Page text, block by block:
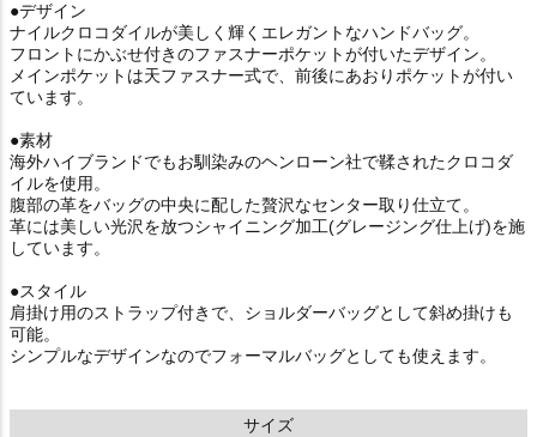
●デザイン
ナイルクロコダイルが美しく輝くエレガントなハンドバッグ。
フロントにかぶせ付きのファスナーポケットが付いたデザイン。
メインポケットは天ファスナー式で、前後にあおりポケットが付い
ています。
●素材
海外ハイブランドでもお馴染みのヘンローン社で鞣されたクロコダ
イルを使用。
腹部の革をバッグの中央に配した贅沢なセンター取り仕立て。
革には美しい光沢を放つシャイニング加工(グレージング仕上げ)を施
しています。
●スタイル
肩掛け用のストラップ付きで、ショルダーバッグとして斜め掛けも
可能。
シンプルなデザインなのでフォーマルバッグとしても使えます。
サイズ